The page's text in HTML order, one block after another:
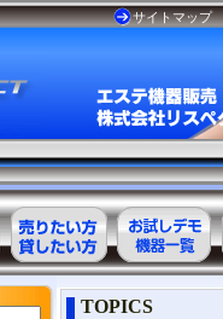
サイトマップ
エステ美容用
品レンタル可
お試しデモ可
能機器一覧
TOPICS